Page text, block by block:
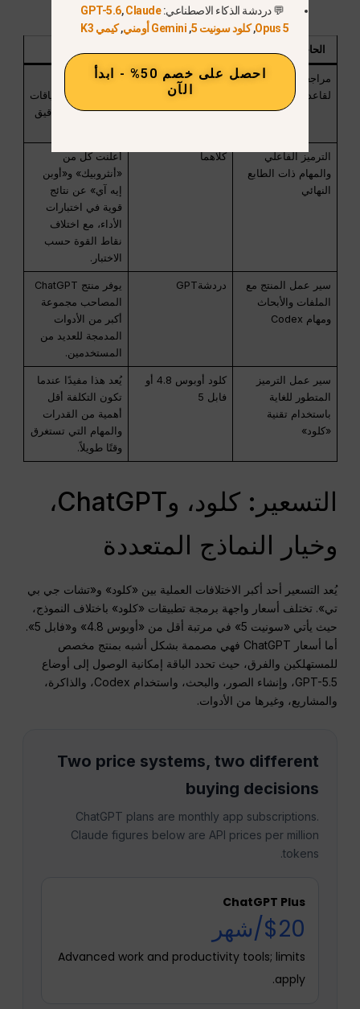
الحاجة إلى البرمجة
مراجعة شاملة
لقاعدة الكود
كلود
قدرة قوية على
الاستدلال في سياقات
طويلة، وتوليف دقيق
الترميز الفاعلي
والمهام ذات الطابع
النهائي
كلاهما
أعلنت كل من
«أنثروبيك» و«أوبن
إيه آي» عن نتائج
قوية في اختبارات
الأداء، مع اختلاف
نقاط القوة حسب
الاختبار.
سير عمل المنتج مع
الملفات والأبحاث
ومهام Codex
دردشةGPT
يوفر منتج ChatGPT
المصاحب مجموعة
أكبر من الأدوات
المدمجة للعديد من
المستخدمين.
سير عمل الترميز
المتطور للغاية
باستخدام تقنية
«كلود»
كلود أوبوس 4.8 أو
فابل 5
يُعد هذا مفيدًا عندما
تكون التكلفة أقل
أهمية من القدرات
والمهام التي تستغرق
وقتًا طويلاً.
التسعير: كلود، وChatGPT،
وخيار النماذج المتعددة
يُعد التسعير أحد أكبر الاختلافات العملية بين «كلود» و«تشات جي بي
تي». تختلف أسعار واجهة برمجة تطبيقات «كلود» باختلاف النموذج،
حيث يأتي «سونيت 5» في مرتبة أقل من «أوبوس 4.8» و«فابل 5».
أما أسعار ChatGPT فهي مصممة بشكل أشبه بمنتج مخصص
للمستهلكين والفرق، حيث تحدد الباقة إمكانية الوصول إلى أوضاع
GPT-5.5، وإنشاء الصور، والبحث، واستخدام Codex، والذاكرة،
والمشاريع، وغيرها من الأدوات.
Two price systems, two different
buying decisions
ChatGPT plans are monthly app subscriptions.
Claude figures below are API prices per million
tokens.
ChatGPT Plus
$20/شهر
Advanced work and productivity tools; limits
apply.
💬 دردشة الذكاء الاصطناعي: GPT-5.6,Claude
Opus 5
,كلود سونيت 5 , Gemini أومني ,كيمي K3
احصل على خصم 50% - ابدأ
الآن